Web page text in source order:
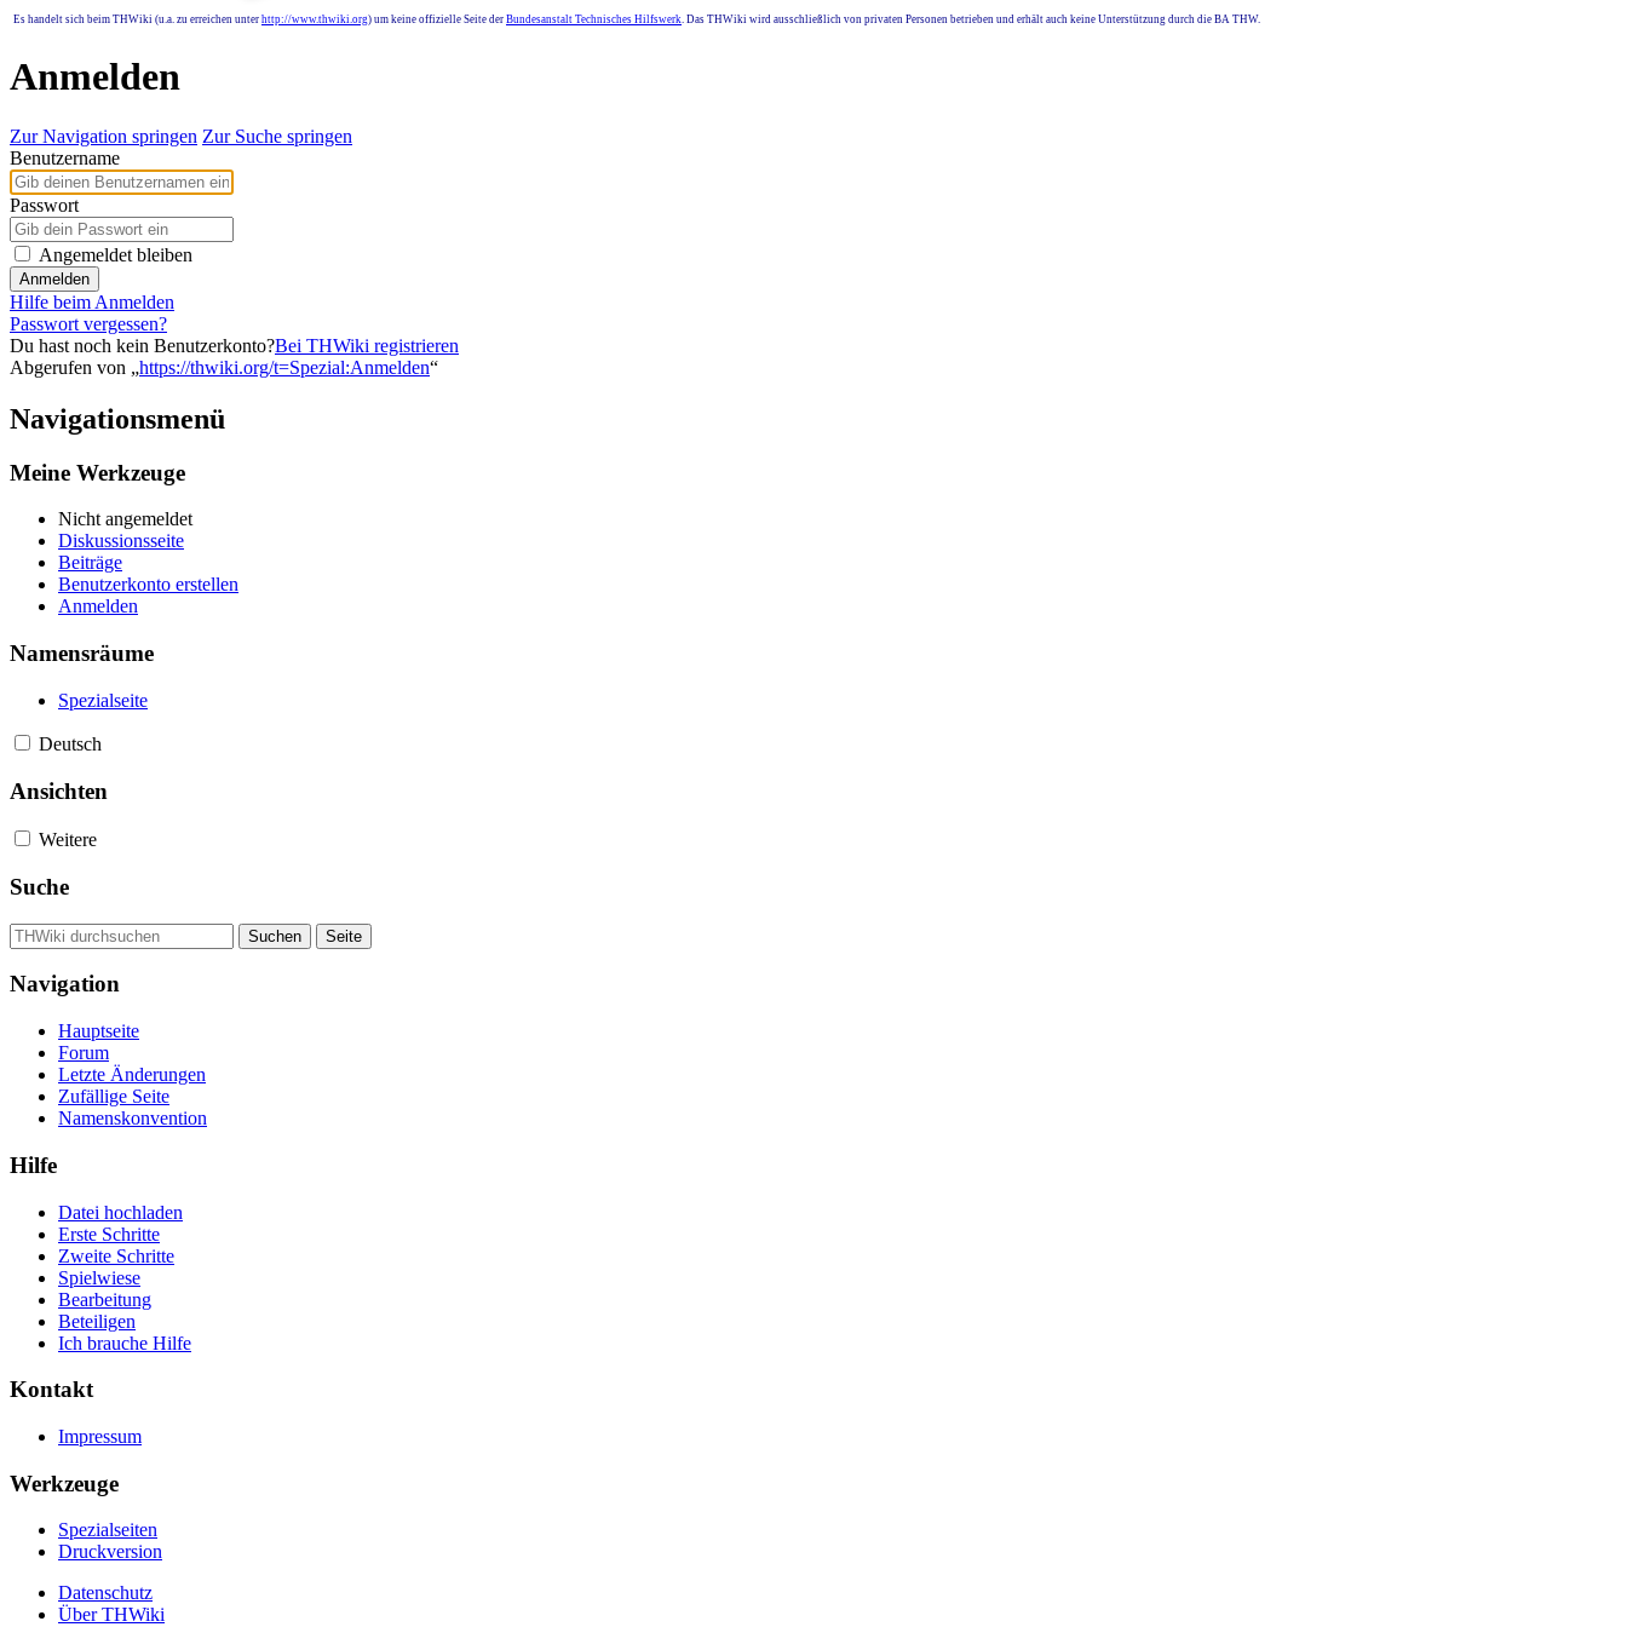
Es handelt sich beim THWiki (u.a. zu erreichen unter http://www.thwiki.org) um keine offizielle Seite der Bundesanstalt Technisches Hilfswerk. Das THWiki wird ausschließlich von privaten Personen betrieben und erhält auch keine Unterstützung durch die BA THW.
Anmelden
Zur Navigation springen Zur Suche springen
Benutzername
Passwort
Angemeldet bleiben
Anmelden
Hilfe beim Anmelden
Passwort vergessen?
Du hast noch kein Benutzerkonto?Bei THWiki registrieren
Abgerufen von „https://thwiki.org/t=Spezial:Anmelden“
Navigationsmenü
Meine Werkzeuge
Nicht angemeldet
Diskussionsseite
Beiträge
Benutzerkonto erstellen
Anmelden
Namensräume
Spezialseite
Deutsch
Ansichten
Weitere
Suche
Navigation
Hauptseite
Forum
Letzte Änderungen
Zufällige Seite
Namenskonvention
Hilfe
Datei hochladen
Erste Schritte
Zweite Schritte
Spielwiese
Bearbeitung
Beteiligen
Ich brauche Hilfe
Kontakt
Impressum
Werkzeuge
Spezialseiten
Druckversion
Datenschutz
Über THWiki